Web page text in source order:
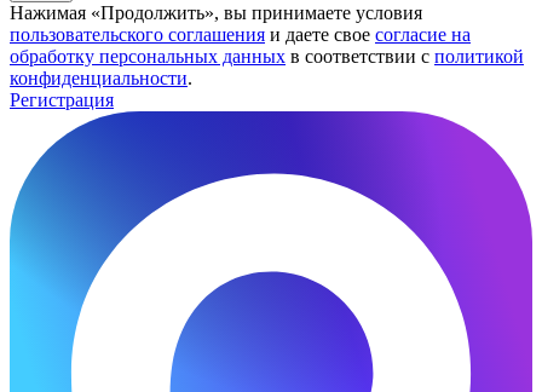
Нажимая «Продолжить», вы принимаете условия
пользовательского соглашения и даете свое согласие на
обработку персональных данных в соответствии с политикой
конфиденциальности.
Регистрация